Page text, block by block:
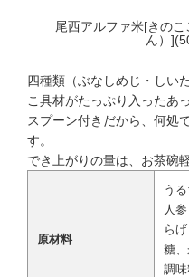
尾西アルファ米[きの
ん）
四種類（ぶなしめじ・しい
こ具材がたっぷり入ったあ
スプーン付きだから、何処
す。
でき上がりの量は、お茶碗
原材料
う
人
ら
糖、
調